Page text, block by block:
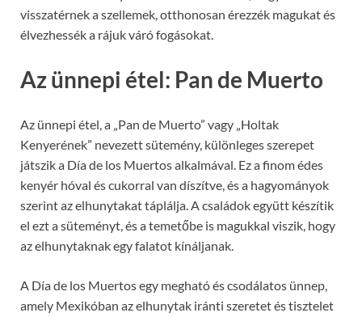
visszatérnek a szellemek, otthonosan érezzék magukat és
élvezhessék a rájuk váró fogásokat.
Az ünnepi étel: Pan de Muerto
Az ünnepi étel, a „Pan de Muerto” vagy „Holtak
Kenyerének” nevezett sütemény, különleges szerepet
játszik a Día de los Muertos alkalmával. Ez a finom édes
kenyér hóval és cukorral van díszítve, és a hagyományok
szerint az elhunytakat táplálja. A családok együtt készítik
el ezt a süteményt, és a temetőbe is magukkal viszik, hogy
az elhunytaknak egy falatot kínáljanak.
A Día de los Muertos egy megható és csodálatos ünnep,
amely Mexikóban az elhunytak iránti szeretet és tisztelet